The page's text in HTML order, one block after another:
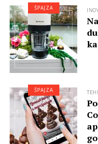
ŠPAJZA
ŠPAJZA